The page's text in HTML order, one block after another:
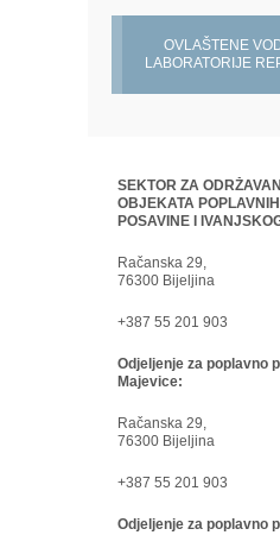
OVLAŠTENE
LABORATORIJE
SEKTOR ZA
OBJEKATA
POSAVINE I
Račanska 29,
76300 Bijeljina
+387 55 201 903
Odjeljenje za poplavno
Majevice:
Račanska 29,
76300 Bijeljina
+387 55 201 903
Odjeljenje za poplavno